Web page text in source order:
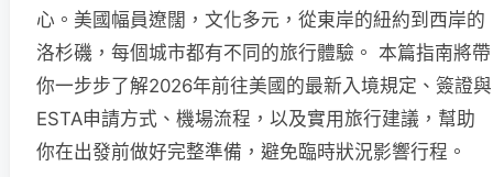
心。美國幅員遼闊，文化多元，從東岸的紐約到西岸的
洛杉磯，每個城市都有不同的旅行體驗。 本篇指南將帶
你一步步了解2026年前往美國的最新入境規定、簽證與
ESTA申請方式、機場流程，以及實用旅行建議，幫助
你在出發前做好完整準備，避免臨時狀況影響行程。